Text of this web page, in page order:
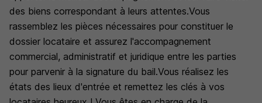
des biens correspondant à leurs attentes.Vous
rassemblez les pièces nécessaires pour constituer le
dossier locataire et assurez l'accompagnement
commercial, administratif et juridique entre les parties
pour parvenir à la signature du bail.Vous réalisez les
états des lieux d'entrée et remettez les clés à vos